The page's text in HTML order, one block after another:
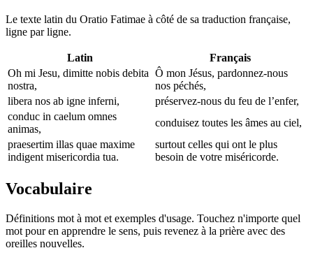
Le texte latin du Oratio Fatimae à côté de sa traduction française,
ligne par ligne.
Latin
Français
Oh mi Jesu, dimitte nobis debita
nostra,
Ô mon Jésus, pardonnez-nous
nos péchés,
libera nos ab igne inferni,
préservez-nous du feu de l’enfer,
conduc in caelum omnes
animas,
conduisez toutes les âmes au ciel,
praesertim illas quae maxime
indigent misericordia tua.
surtout celles qui ont le plus
besoin de votre miséricorde.
Vocabulaire
Définitions mot à mot et exemples d'usage. Touchez n'importe quel
mot pour en apprendre le sens, puis revenez à la prière avec des
oreilles nouvelles.